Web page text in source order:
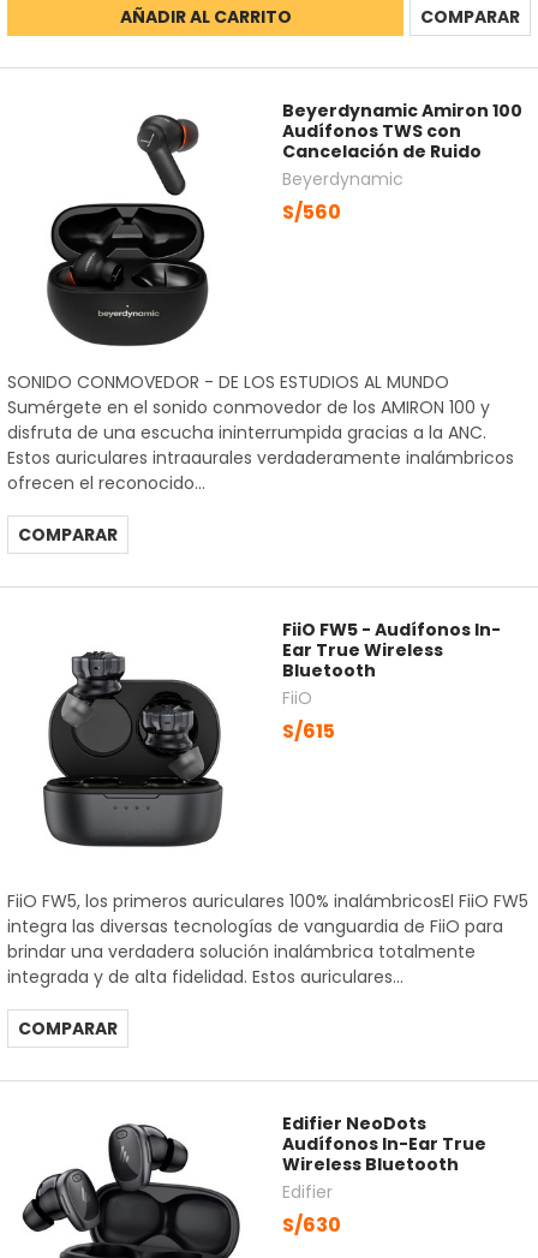
AÑADIR AL CARRITO COMPARAR
Beyerdynamic Amiron 100
Audífonos TWS con
Cancelación de Ruido
Beyerdynamic
S/560
SONIDO CONMOVEDOR - DE LOS ESTUDIOS AL MUNDO
Sumérgete en el sonido conmovedor de los AMIRON 100 y
disfruta de una escucha ininterrumpida gracias a la ANC.
Estos auriculares intraaurales verdaderamente inalámbricos
ofrecen el reconocido...
COMPARAR
FiiO FW5 - Audífonos In-
Ear True Wireless
Bluetooth
FiiO
S/615
FiiO FW5, los primeros auriculares 100% inalámbricosEl FiiO FW5
integra las diversas tecnologías de vanguardia de FiiO para
brindar una verdadera solución inalámbrica totalmente
integrada y de alta fidelidad. Estos auriculares...
COMPARAR
Edifier NeoDots
Audífonos In-Ear True
Wireless Bluetooth
Edifier
S/630